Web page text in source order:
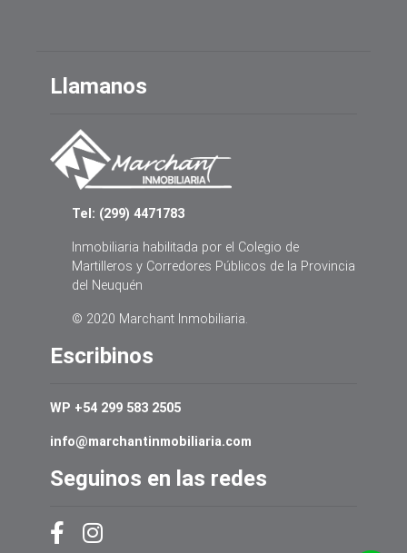
Llamanos
Tel: (299) 4471783
Inmobiliaria habilitada por el Colegio de
Martilleros y Corredores Públicos de la Provincia
del Neuquén
© 2020 Marchant Inmobiliaria.
Escribinos
WP +54 299 583 2505
info@marchantinmobiliaria.com
Seguinos en las redes